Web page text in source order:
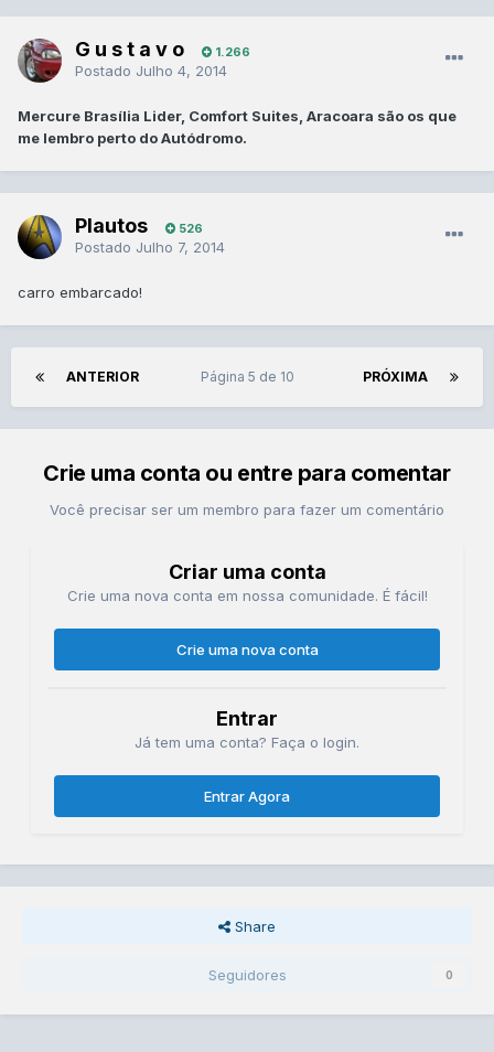
G u s t a v o 1.266
Postado Julho 4, 2014
Mercure Brasília Lider, Comfort Suites, Aracoara são os que
me lembro perto do Autódromo.
Plautos 526
Postado Julho 7, 2014
carro embarcado!
ANTERIOR PRÓXIMA
Página 5 de 10
Crie uma conta ou entre para comentar
Você precisar ser um membro para fazer um comentário
Criar uma conta
Crie uma nova conta em nossa comunidade. É fácil!
Crie uma nova conta
Entrar
Já tem uma conta? Faça o login.
Entrar Agora
Share
Seguidores 0